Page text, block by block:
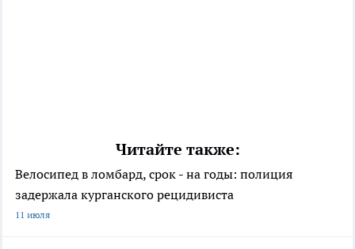
Читайте также:
Велосипед в ломбард, срок - на годы: полиция
задержала курганского рецидивиста
11 июля